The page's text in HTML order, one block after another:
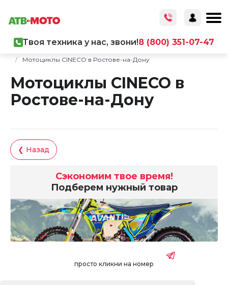
Твоя техника у нас, звони!8 (800) 351-07-47
/
Мотоциклы CINECO в Ростове-на-Дону
Мотоциклы CINECO в
Ростове-на-Дону
❮ Назад
Сэкономим твое время!
Подберем нужный товар
просто кликни на номер